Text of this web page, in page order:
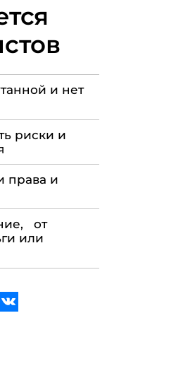
и нет
риски и
права и
от
или